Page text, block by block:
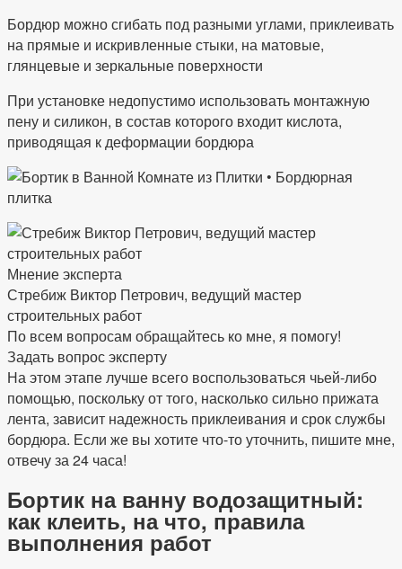
Бордюр можно сгибать под разными углами, приклеивать
на прямые и искривленные стыки, на матовые,
глянцевые и зеркальные поверхности
При установке недопустимо использовать монтажную
пену и силикон, в состав которого входит кислота,
приводящая к деформации бордюра
Мнение эксперта
Стребиж Виктор Петрович, ведущий мастер
строительных работ
По всем вопросам обращайтесь ко мне, я помогу!
Задать вопрос эксперту
На этом этапе лучше всего воспользоваться чьей-либо
помощью, поскольку от того, насколько сильно прижата
лента, зависит надежность приклеивания и срок службы
бордюра. Если же вы хотите что-то уточнить, пишите мне,
отвечу за 24 часа!
Бортик на ванну водозащитный:
как клеить, на что, правила
выполнения работ